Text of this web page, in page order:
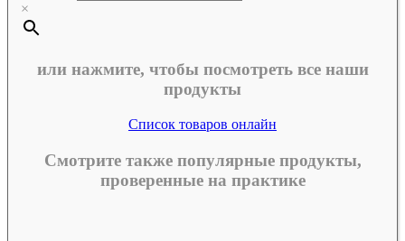
×
или нажмите, чтобы посмотреть все наши
продукты
Список товаров онлайн
Смотрите также популярные продукты,
проверенные на практике